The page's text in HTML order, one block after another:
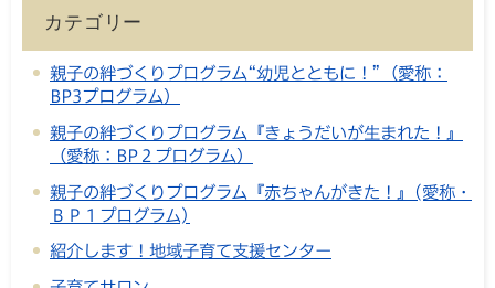
カテゴリー
親子の絆づくりプログラム“幼児とともに！”（愛称：
BP3プログラム）
親子の絆づくりプログラム『きょうだいが生まれた！』
（愛称：BP２プログラム）
親子の絆づくりプログラム『赤ちゃんがきた！』(愛称・
ＢＰ１プログラム)
紹介します！地域子育て支援センター